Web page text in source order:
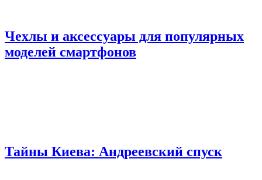
Чехлы и аксессуары для популярных
моделей смартфонов
Тайны Киева: Андреевский спуск